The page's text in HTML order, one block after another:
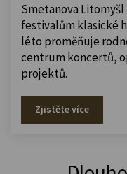
Smetanova
festivalům klasické
léto proměňuje
centrum koncertů,
projektů.
Zjistěte více